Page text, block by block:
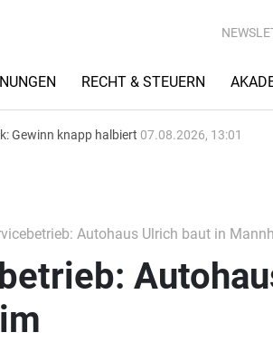
RECHT & STEUERN
Gewinn knapp halbiert 07.08.2026, 13:01
Autohaus Ulrich baut in